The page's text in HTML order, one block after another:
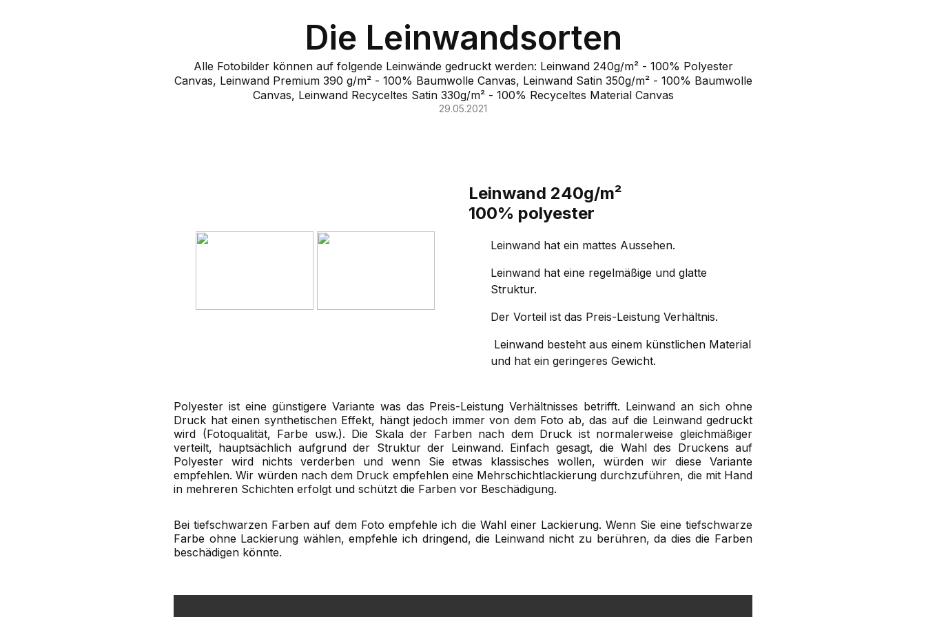
Die Leinwandsorten
Alle Fotobilder können auf folgende Leinwände gedruckt werden: Leinwand 240g/m² - 100% Polyester
Canvas, Leinwand Premium 390 g/m² - 100% Baumwolle Canvas, Leinwand Satin 350g/m² - 100% Baumwolle
Canvas, Leinwand Recyceltes Satin 330g/m² - 100% Recyceltes Material Canvas
29.05.2021
Leinwand 240g/m²
100% polyester
Leinwand hat ein mattes Aussehen.
Leinwand hat eine regelmäßige und glatte
Struktur.
Der Vorteil ist das Preis-Leistung Verhältnis.
Leinwand besteht aus einem künstlichen Material
und hat ein geringeres Gewicht.
Polyester ist eine günstigere Variante was das Preis-Leistung Verhältnisses betrifft. Leinwand an sich ohne
Druck hat einen synthetischen Effekt, hängt jedoch immer von dem Foto ab, das auf die Leinwand gedruckt
wird (Fotoqualität, Farbe usw.). Die Skala der Farben nach dem Druck ist normalerweise gleichmäßiger
verteilt, hauptsächlich aufgrund der Struktur der Leinwand. Einfach gesagt, die Wahl des Druckens auf
Polyester wird nichts verderben und wenn Sie etwas klassisches wollen, würden wir diese Variante
empfehlen. Wir würden nach dem Druck empfehlen eine Mehrschichtlackierung durchzuführen, die mit Hand
in mehreren Schichten erfolgt und schützt die Farben vor Beschädigung.
Bei tiefschwarzen Farben auf dem Foto empfehle ich die Wahl einer Lackierung. Wenn Sie eine tiefschwarze
Farbe ohne Lackierung wählen, empfehle ich dringend, die Leinwand nicht zu berühren, da dies die Farben
beschädigen könnte.